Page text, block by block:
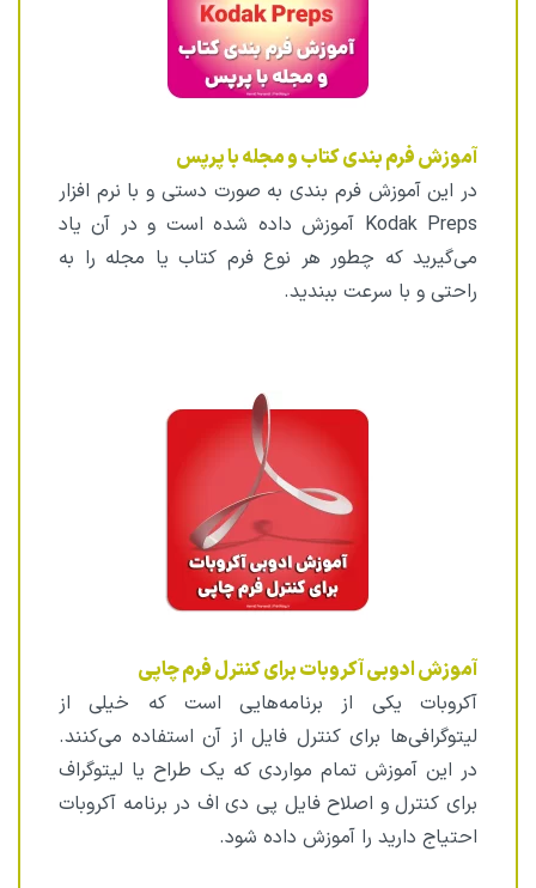
آموزش فرم بندی کتاب و مجله با پرپس
در این آموزش فرم بندی به صورت دستی و با نرم افزار
Kodak Preps آموزش داده شده است و در آن یاد
می‌گیرید که چطور هر نوع فرم کتاب یا مجله را به
راحتی و با سرعت ببندید.
آموزش ادوبی آکروبات برای کنترل فرم چاپی
آکروبات یکی از برنامه‌هایی است که خیلی از
لیتوگرافی‌ها برای کنترل فایل از آن استفاده می‌کنند.
در این آموزش تمام مواردی که یک طراح یا لیتوگراف
برای کنترل و اصلاح فایل پی دی اف در برنامه آکروبات
احتیاج دارید را آموزش داده شود.